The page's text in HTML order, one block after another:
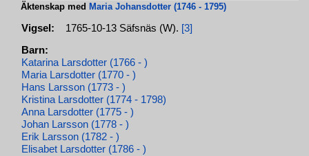
Äktenskap med Maria Johansdotter (1746 - 1795)
Vigsel: 1765-10-13 Säfsnäs (W). [3]
Barn:
Katarina Larsdotter (1766 - )
Maria Larsdotter (1770 - )
Hans Larsson (1773 - )
Kristina Larsdotter (1774 - 1798)
Anna Larsdotter (1775 - )
Johan Larsson (1778 - )
Erik Larsson (1782 - )
Elisabet Larsdotter (1786 - )